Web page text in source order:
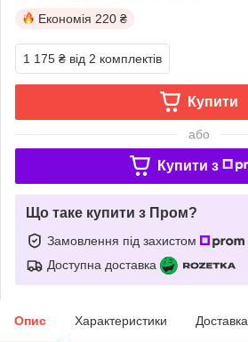
Економія 220 ₴
1 175 ₴ від 2 комплектів
Купити
або
Купити з
Що таке купити з Пром?
Замовлення під захистом
Доступна доставка
Опис Характеристики Доставка